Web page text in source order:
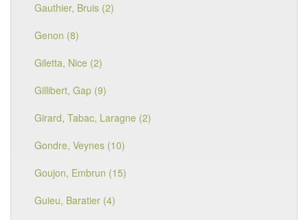
Gauthier, Bruis (2)
Genon (8)
Giletta, Nice (2)
Gillibert, Gap (9)
Girard, Tabac, Laragne (2)
Gondre, Veynes (10)
Goujon, Embrun (15)
Guieu, Baratier (4)